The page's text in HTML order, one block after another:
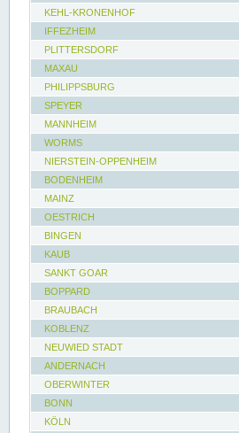
KEHL-KRONENHOF
IFFEZHEIM
PLITTERSDORF
MAXAU
PHILIPPSBURG
SPEYER
MANNHEIM
WORMS
NIERSTEIN-OPPENHEIM
BODENHEIM
MAINZ
OESTRICH
BINGEN
KAUB
SANKT GOAR
BOPPARD
BRAUBACH
KOBLENZ
NEUWIED STADT
ANDERNACH
OBERWINTER
BONN
KÖLN